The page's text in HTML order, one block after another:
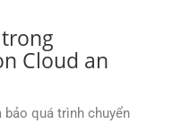
Cloud an
quá trình chuyển